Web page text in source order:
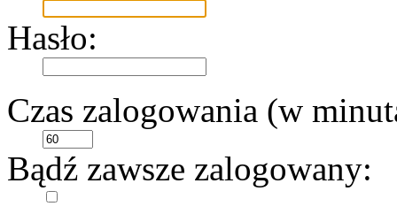
Hasło:
Czas zalogowania (w
Bądź zawsze zalogowany: